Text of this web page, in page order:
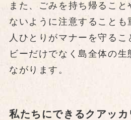
また、ごみを持ち帰ること
ないように注意することも
人ひとりがマナーを守るこ
ビーだけでなく島全体の
ながります。
私たちにできるクアッ